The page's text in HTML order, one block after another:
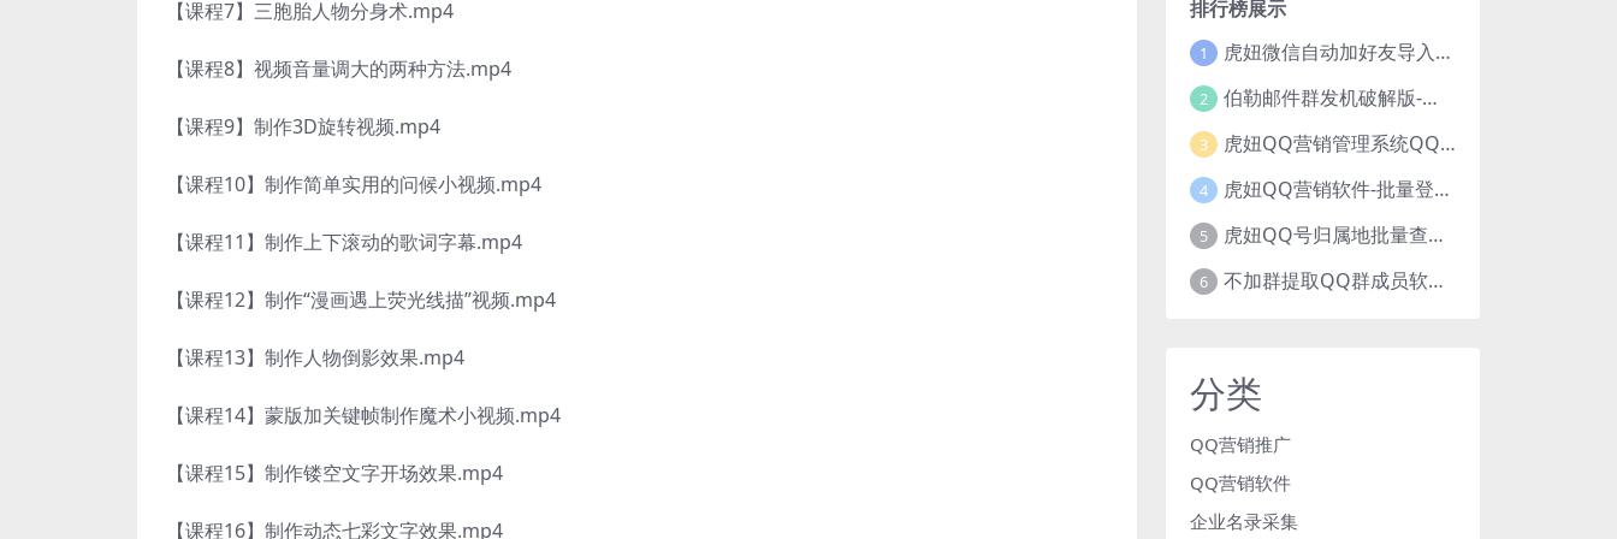
【课程7】三胞胎人物分身术.mp4
【课程8】视频音量调大的两种方法.mp4
【课程9】制作3D旋转视频.mp4
【课程10】制作简单实用的问候小视频.mp4
【课程11】制作上下滚动的歌词字幕.mp4
【课程12】制作“漫画遇上荧光线描”视频.mp4
【课程13】制作人物倒影效果.mp4
【课程14】蒙版加关键帧制作魔术小视频.mp4
【课程15】制作镂空文字开场效果.mp4
【课程16】制作动态七彩文字效果.mp4
排行榜展示
1 虎妞微信自动加好友导入手机号码批量精准添加客户售营销软件微商工具
2 伯勒邮件群发机破解版-邮件群发，QQ邮件群发，邮件群发软件，伯乐邮件群发工具，邮件群发器
3 虎妞QQ营销管理系统QQ好友群发营销软件
4 虎妞QQ营销软件-批量登录QQ挂机-添加好友-自动加群-群发消息-临时会话
5 虎妞QQ号归属地批量查询指定QQ绑定的手机号软件
6 不加群提取QQ群成员软件QQ群成员提取qq号邮箱软件
分类
QQ营销推广
QQ营销软件
企业名录采集